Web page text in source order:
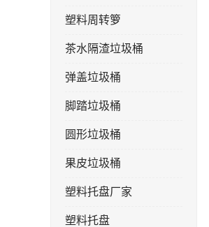
塑料周转箩
茶水隔渣垃圾桶
弹盖垃圾桶
脚踏垃圾桶
圆形垃圾桶
果皮垃圾桶
塑料托盘厂家
塑料托盘